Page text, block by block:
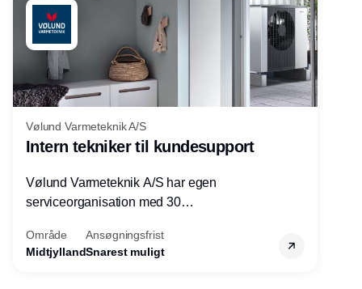
Vølund Varmeteknik A/S
Intern tekniker til kundesupport
Vølund Varmeteknik A/S har egen
serviceorganisation med 30
søger nu endnu en teknisk kollega - denne
gang til kundesupport på kontoret i Herning.
Område
Midtjylland
Ansøgningsfrist
Snarest muligt